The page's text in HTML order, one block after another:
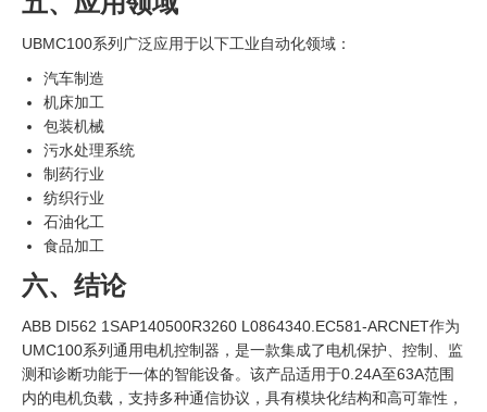
UBMC100系列广泛应用于以下工业自动化领域：
汽车制造
机床加工
包装机械
污水处理系统
制药行业
纺织行业
石油化工
食品加工
六、结论
ABB DI562 1SAP140500R3260 L0864340.EC581-ARCNET作为
UMC100系列通用电机控制器，是一款集成了电机保护、控制、监
测和诊断功能于一体的智能设备。该产品适用于0.24A至63A范围
内的电机负载，支持多种通信协议，具有模块化结构和高可靠性，